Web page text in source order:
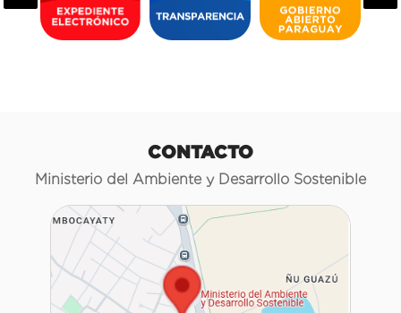
CONTACTO
Ministerio del Ambiente y Desarrollo Sostenible